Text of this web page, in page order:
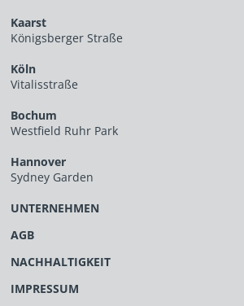
Kaarst
Königsberger Straße
Köln
Vitalisstraße
Bochum
Westfield Ruhr Park
Hannover
Sydney Garden
UNTERNEHMEN
AGB
NACHHALTIGKEIT
IMPRESSUM